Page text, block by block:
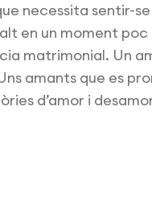
necessita sentir-
en un moment
matrimonial. Un
amants que es
d’amor i